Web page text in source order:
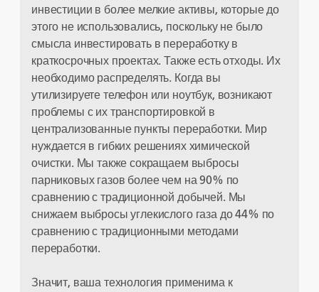
инвестиции в более мелкие активы, которые до
этого не использовались, поскольку не было
смысла инвестировать в переработку в
краткосрочных проектах. Также есть отходы. Их
необходимо распределять. Когда вы
утилизируете телефон или ноутбук, возникают
проблемы с их транспортировкой в
централизованные пункты переработки. Мир
нуждается в гибких решениях химической
очистки. Мы также сокращаем выбросы
парниковых газов более чем на 90% по
сравнению с традиционной добычей. Мы
снижаем выбросы углекислого газа до 44% по
сравнению с традиционными методами
переработки.
Значит, ваша технология применима к